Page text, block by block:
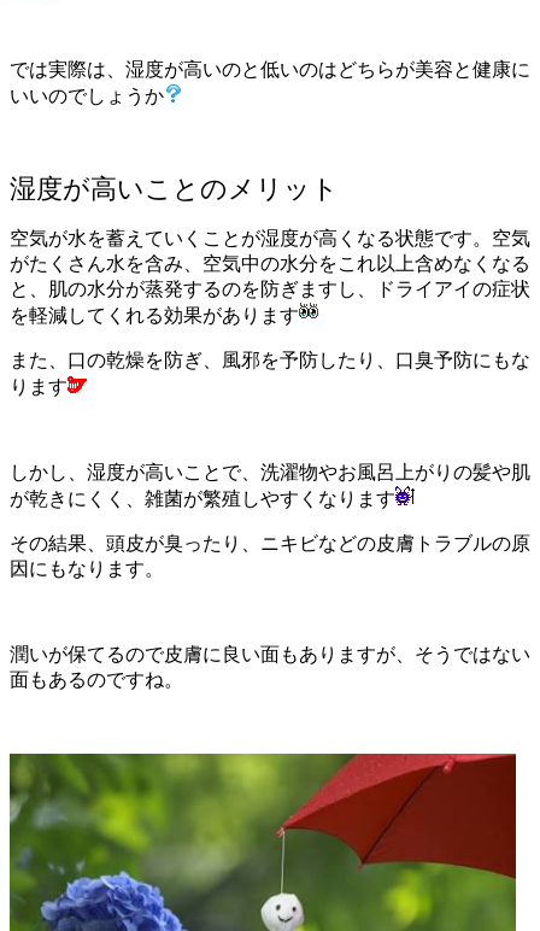
では実際は、湿度が高いのと低いのはどちらが美容と健康に
いいのでしょうか
湿度が高いことのメリット
空気が水を蓄えていくことが湿度が高くなる状態です。空気
がたくさん水を含み、空気中の水分をこれ以上含めなくなる
と、肌の水分が蒸発するのを防ぎますし、ドライアイの症状
を軽減してくれる効果があります
また、口の乾燥を防ぎ、風邪を予防したり、口臭予防にもな
ります
しかし、湿度が高いことで、洗濯物やお風呂上がりの髪や肌
が乾きにくく、雑菌が繁殖しやすくなります
その結果、頭皮が臭ったり、ニキビなどの皮膚トラブルの原
因にもなります。
潤いが保てるので皮膚に良い面もありますが、そうではない
面もあるのですね。